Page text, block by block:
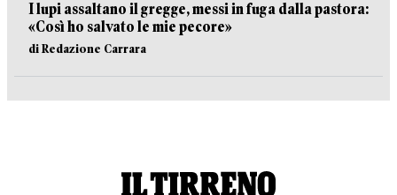
I lupi assaltano il gregge, messi in fuga dalla pastora:
«Così ho salvato le mie pecore»
di Redazione Carrara